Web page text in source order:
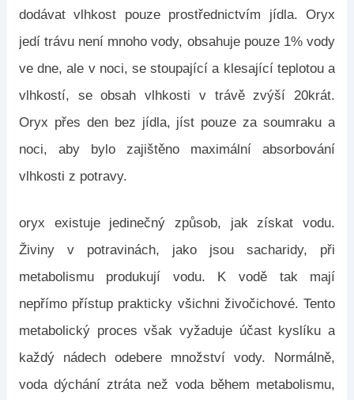
dodávat vlhkost pouze prostřednictvím jídla. Oryx
jedí trávu není mnoho vody, obsahuje pouze 1% vody
ve dne, ale v noci, se stoupající a klesající teplotou a
vlhkostí, se obsah vlhkosti v trávě zvýší 20krát.
Oryx přes den bez jídla, jíst pouze za soumraku a
noci, aby bylo zajištěno maximální absorbování
vlhkosti z potravy.
oryx existuje jedinečný způsob, jak získat vodu.
Živiny v potravinách, jako jsou sacharidy, při
metabolismu produkují vodu. K vodě tak mají
nepřímo přístup prakticky všichni živočichové. Tento
metabolický proces však vyžaduje účast kyslíku a
každý nádech odebere množství vody. Normálně,
voda dýchání ztráta než voda během metabolismu,